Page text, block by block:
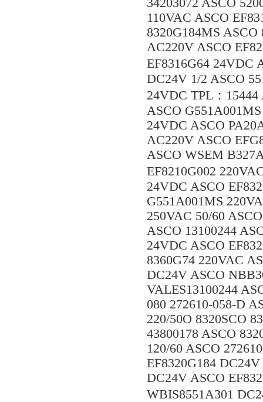
34203072 ASCO
110VAC ASCO
8320G184MS ASCO
AC220V ASCO
EF8316G64 24VDC
DC24V 1/2 ASCO
24VDC TPL：15444
ASCO
24VDC ASCO
AC220V ASCO
ASCO WSEM
EF8210G002
24VDC ASCO
G551A001MS
250VAC 50/60
ASCO 13100244
24VDC ASCO
8360G74 220VAC
DC24V ASCO
VALES13100244
080 272610-058-D
220/50O 8320SCO
43800178 ASCO
120/60 ASCO
EF8320G184
DC24V ASCO
WBIS8551A301